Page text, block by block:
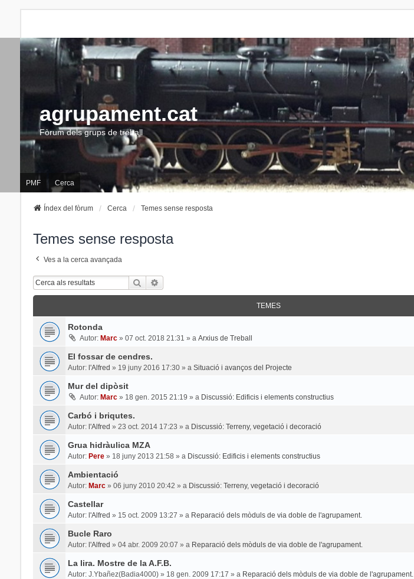
agrupament.cat
Fòrum dels grups de treball
PMF Cerca
Índex del fòrum Cerca Temes sense resposta
Temes sense resposta
Ves a la cerca avançada
Cerca
TEMES
Rotonda
Autor: Marc» 07 oct. 2018 21:31 » a Arxius de Treball
El fossar de cendres.
Autor: l'Alfred » 19 juny 2016 17:30» a Situació i avanços del Projecte
Mur del dipòsit
Autor: Marc» 18 gen. 2015 21:19 » a Discussió: Edificis i elements constructius
Carbó i briqutes.
Autor: l'Alfred » 23 oct. 2014 17:23 » a Discussió: Terreny, vegetació i decoració
Grua hidràulica MZA
Autor: Pere» 18 juny 2013 21:58 » a Discussió: Edificis i elements constructius
Ambientació
Autor: Marc» 06 juny 2010 20:42 » a Discussió: Terreny, vegetació i decoració
Castellar
Autor: l'Alfred » 15 oct. 2009 13:27 » a Reparació dels mòduls de via doble de l'agrupament.
Bucle Raro
Autor: l'Alfred » 04 abr. 2009 20:07 » a Reparació dels mòduls de via doble de l'agrupament.
La lira. Mostre de la A.F.B.
Autor: J.Ybañez(Badia4000)» 18 gen. 2009 17:17 » a Reparació dels mòduls de via doble de l'agrupament.